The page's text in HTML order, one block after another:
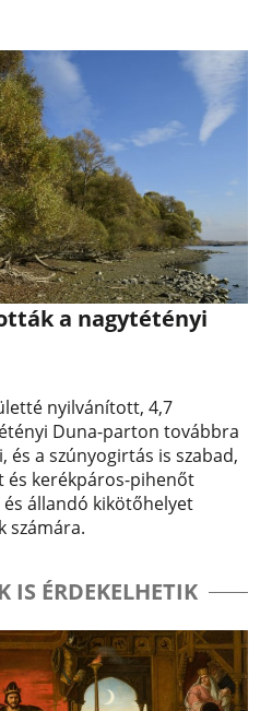
a nagytétényi
nyilvánított, 4,7
Duna-parton továbbra
a szúnyogirtás is szabad,
és kerékpáros-pihenőt
állandó kikötőhelyet
számára.
IS ÉRDEKELHETIK